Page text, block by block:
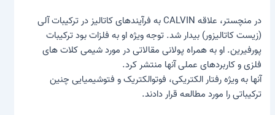
در منچستر، علاقه CALVIN به فرآیندهای کاتالیز در ترکیبات آلی
(زیست کاتالیزور) بیدار شد. توجه ویژه او به فلزات بودترکیبات
پورفیرین. او به همراه پولانی مقالاتی در مورد شیمی کلات های
فلزی و کاربردهای عملی آنها منتشر کرد.
آنها به ویژه رفتار الکتریکی، فوتوالکتریک و فتوشیمیایی چنین
ترکیباتی را مورد مطالعه قرار دادند.